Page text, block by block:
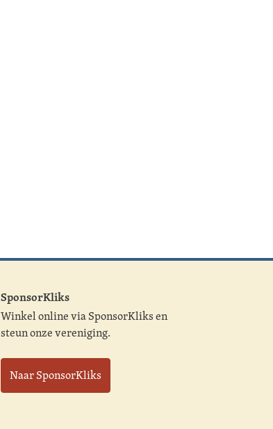
SponsorKliks
Winkel online via SponsorKliks en
steun onze vereniging.
Naar SponsorKliks